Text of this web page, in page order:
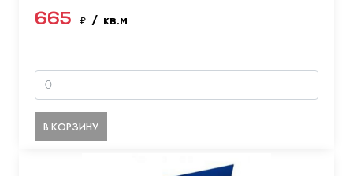
665 ₽ / кв.м
В КОРЗИНУ